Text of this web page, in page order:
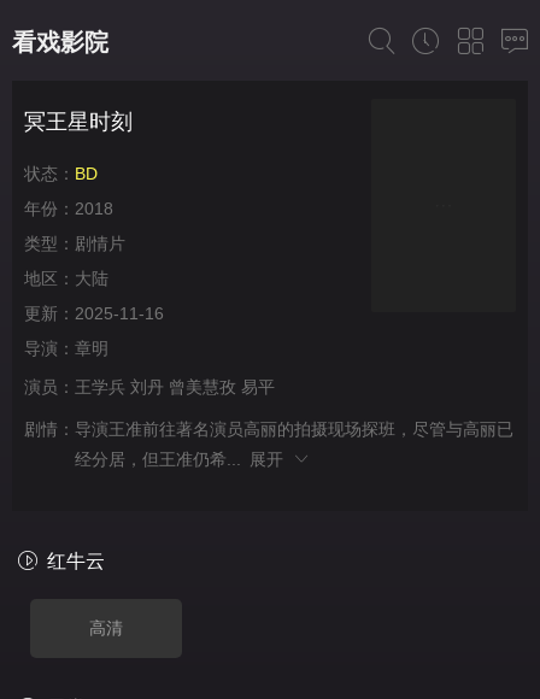
看戏影院
冥王星时刻
状态： BD
年份： 2018
类型： 剧情片
地区： 大陆
更新： 2025-11-16
导演： 章明
演员： 王学兵 刘丹 曾美慧孜 易平
剧情： 导演王准前往著名演员高丽的拍摄现场探班，尽管与高丽已
经分居，但王准仍希...
展开
红牛云
高清